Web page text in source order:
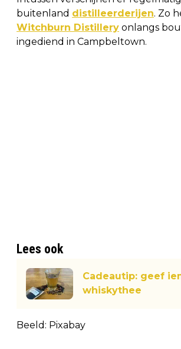
buitenland distilleerderijen. Zo
Witchburn Distillery onlangs
ingediend in Campbeltown.
Lees ook
Cadeautip: geef
whiskythee
Beeld: Pixabay